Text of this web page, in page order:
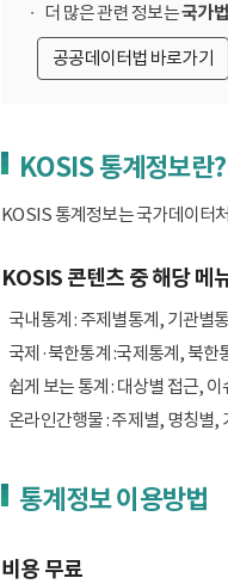
더 많은 관련 정보는국가
공공데이터법 바로가기
KOSIS 통계정보란
KOSIS 통계정보는 국가데이터
KOSIS 콘텐츠 중 해당 메
국내통계 : 주제별통계, 기관별
국제·북한통계 :국제통계, 북한
쉽게 보는 통계 : 대상별 접근,
온라인간행물 : 주제별, 명칭별,
통계정보 이용방법
비용 무료